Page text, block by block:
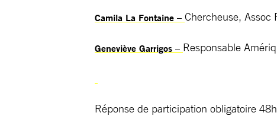
Camila La Fontaine – Chercheuse, Assoc
Geneviève Garrigos – Responsable
Réponse de participation obligatoire